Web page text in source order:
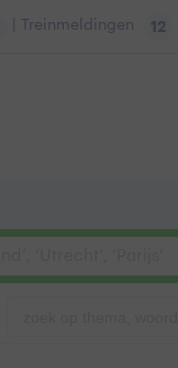
| Treinmeldingen 12